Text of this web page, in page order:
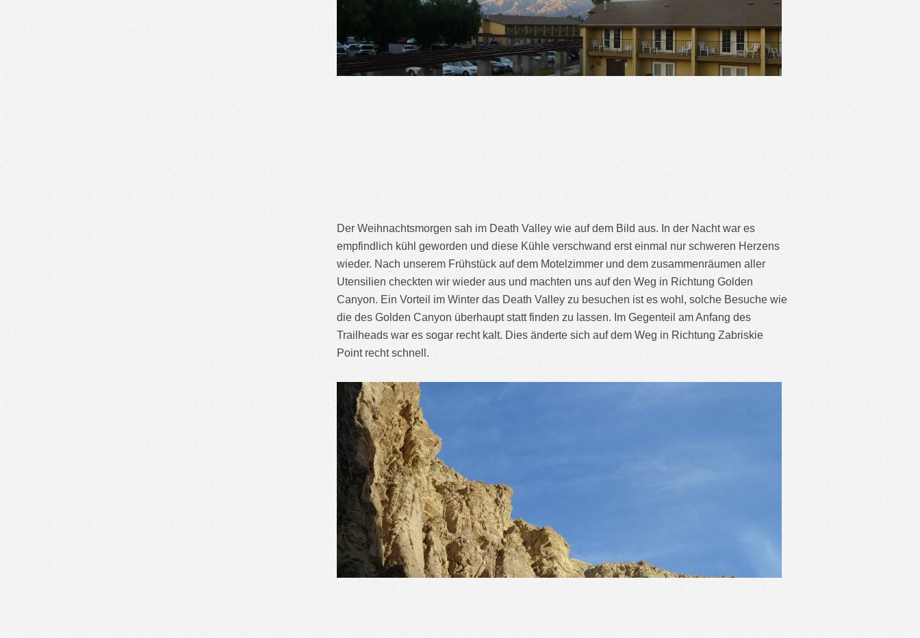
Der Weihnachtsmorgen sah im Death Valley wie auf dem Bild aus. In der Nacht war es
empfindlich kühl geworden und diese Kühle verschwand erst einmal nur schweren Herzens
wieder. Nach unserem Frühstück auf dem Motelzimmer und dem zusammenräumen aller
Utensilien checkten wir wieder aus und machten uns auf den Weg in Richtung Golden
Canyon. Ein Vorteil im Winter das Death Valley zu besuchen ist es wohl, solche Besuche wie
die des Golden Canyon überhaupt statt finden zu lassen. Im Gegenteil am Anfang des
Trailheads war es sogar recht kalt. Dies änderte sich auf dem Weg in Richtung Zabriskie
Point recht schnell.